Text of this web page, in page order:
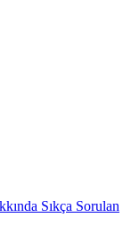
Sıkça Sorulan